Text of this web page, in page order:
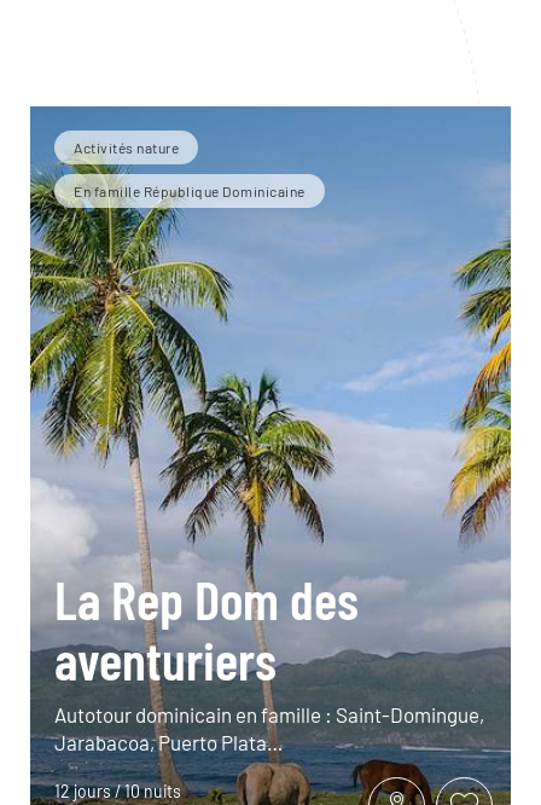
Activités nature
En famille République Dominicaine
La Rep Dom des
aventuriers
Autotour dominicain en famille : Saint-Domingue,
Jarabacoa, Puerto Plata…
12 jours / 10 nuits